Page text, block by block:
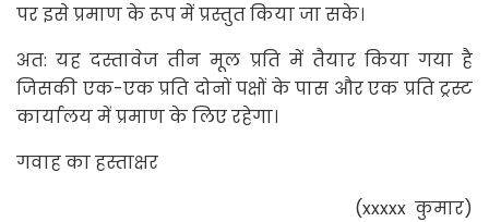
पर इसे प्रमाण के रूप में प्रस्तुत किया जा सके।
अत: यह दस्तावेज तीन मूल प्रति में तैयार किया गया है
जिसकी एक-एक प्रति दोनों पक्षों के पास और एक प्रति ट्रस्ट
कार्यालय में प्रमाण के लिए रहेगा।
गवाह का हस्ताक्षर
(xxxxx कुमार)